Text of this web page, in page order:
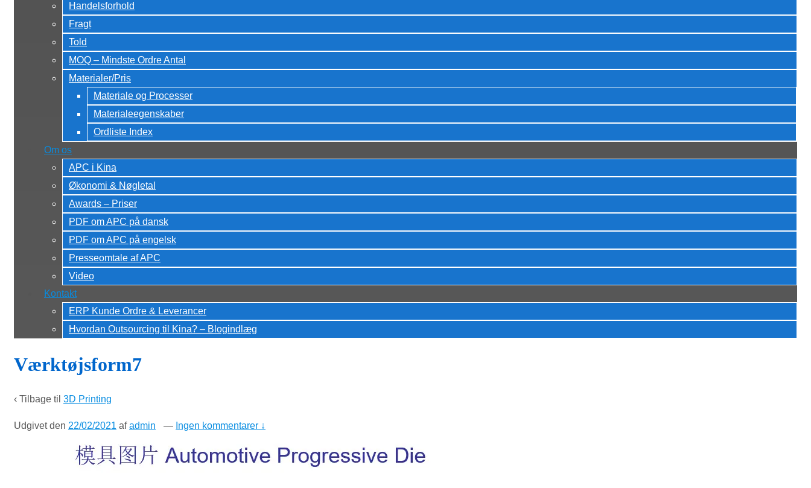
Handelsforhold
Fragt
Told
MOQ – Mindste Ordre Antal
Materialer/Pris
Materiale og Processer
Materialeegenskaber
Ordliste Index
Om os
APC i Kina
Økonomi & Nøgletal
Awards – Priser
PDF om APC på dansk
PDF om APC på engelsk
Presseomtale af APC
Video
Kontakt
ERP Kunde Ordre & Leverancer
Hvordan Outsourcing til Kina? – Blogindlæg
Værktøjsform7
‹ Tilbage til 3D Printing
Udgivet den 22/02/2021 afadmin — Ingen kommentarer ↓